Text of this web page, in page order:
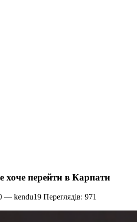
хоче перейти в Карпати
— kendu19 Переглядів: 971